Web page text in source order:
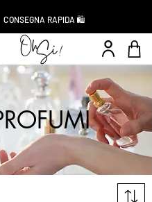
CONSEGNA RAPIDA 🛍️